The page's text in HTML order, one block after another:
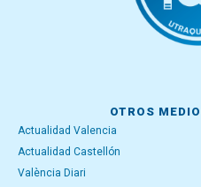
OTROS
Actualidad Valencia
Actualidad Castellón
València Diari